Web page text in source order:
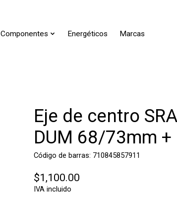
Componentes Energéticos Marcas
Eje de centro
DUM 68/73mm +
Código de barras: 710845857911
$1,100.00
IVA incluido